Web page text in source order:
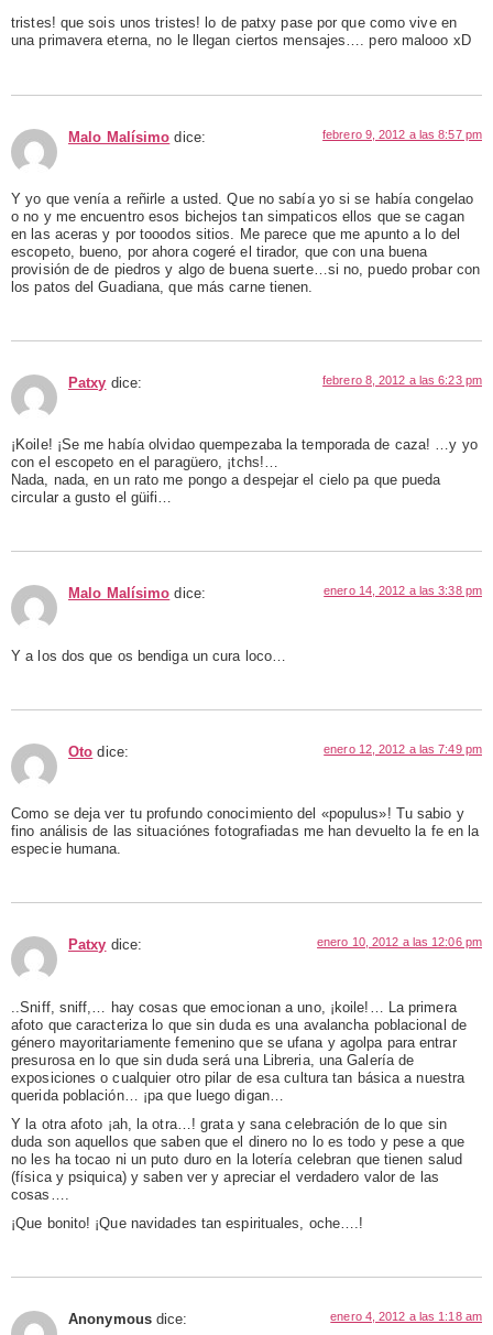
tristes! que sois unos tristes! lo de patxy pase por que como vive en
una primavera eterna, no le llegan ciertos mensajes…. pero malooo xD
Malo Malísimo dice: febrero 9, 2012 a las 8:57 pm
Y yo que venía a reñirle a usted. Que no sabía yo si se había congelao
o no y me encuentro esos bichejos tan simpaticos ellos que se cagan
en las aceras y por tooodos sitios. Me parece que me apunto a lo del
escopeto, bueno, por ahora cogeré el tirador, que con una buena
provisión de de piedros y algo de buena suerte…si no, puedo probar con
los patos del Guadiana, que más carne tienen.
Patxy dice: febrero 8, 2012 a las 6:23 pm
¡Koile! ¡Se me había olvidao quempezaba la temporada de caza! …y yo
con el escopeto en el paragüero, ¡tchs!…
Nada, nada, en un rato me pongo a despejar el cielo pa que pueda
circular a gusto el güifi…
Malo Malísimo dice: enero 14, 2012 a las 3:38 pm
Y a los dos que os bendiga un cura loco…
Oto dice: enero 12, 2012 a las 7:49 pm
Como se deja ver tu profundo conocimiento del «populus»! Tu sabio y
fino análisis de las situaciónes fotografiadas me han devuelto la fe en la
especie humana.
Patxy dice: enero 10, 2012 a las 12:06 pm
..Sniff, sniff,… hay cosas que emocionan a uno, ¡koile!… La primera
afoto que caracteriza lo que sin duda es una avalancha poblacional de
género mayoritariamente femenino que se ufana y agolpa para entrar
presurosa en lo que sin duda será una Libreria, una Galería de
exposiciones o cualquier otro pilar de esa cultura tan básica a nuestra
querida población… ¡pa que luego digan…
Y la otra afoto ¡ah, la otra…! grata y sana celebración de lo que sin
duda son aquellos que saben que el dinero no lo es todo y pese a que
no les ha tocao ni un puto duro en la lotería celebran que tienen salud
(física y psiquica) y saben ver y apreciar el verdadero valor de las
cosas….
¡Que bonito! ¡Que navidades tan espirituales, oche….!
Anonymous dice: enero 4, 2012 a las 1:18 am